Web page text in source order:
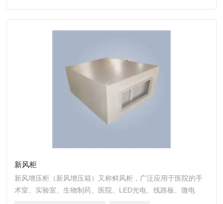
新风柜
新风增压柜（新风增压箱）又称鲜风柜，广泛应用于医院的手
术室、实验室、生物制药、医院、LED光电、线路板、微电